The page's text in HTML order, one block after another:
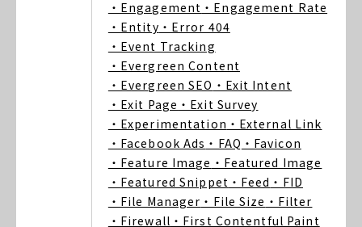
・Engagement ・Engagement Rate
・Entity ・Error 404
・Event Tracking
・Evergreen Content
・Evergreen SEO ・Exit Intent
・Exit Page ・Exit Survey
・Experimentation ・External Link
・Facebook Ads ・FAQ ・Favicon
・Feature Image ・Featured Image
・Featured Snippet ・Feed ・FID
・File Manager ・File Size ・Filter
・Firewall ・First Contentful Paint